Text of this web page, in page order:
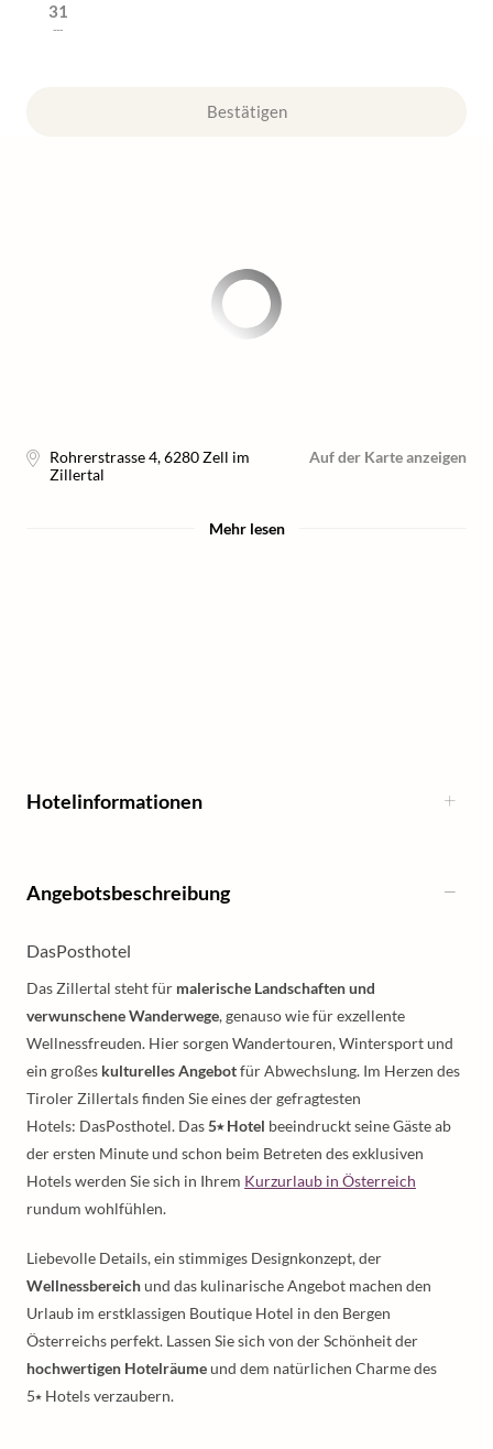
31
---
Bestätigen
Rohrerstrasse 4,6280Zell im
Zillertal
Auf der Karte anzeigen
Mehr lesen
Hotelinformationen
Angebotsbeschreibung
DasPosthotel
Das Zillertal steht für malerische Landschaften und
verwunschene Wanderwege, genauso wie für exzellente
Wellnessfreuden. Hier sorgen Wandertouren, Wintersport und
ein großes kulturelles Angebotfür Abwechslung. Im Herzen des
Tiroler Zillertals finden Sie eines der gefragtesten
Hotels: DasPosthotel. Das5⭑ Hotel beeindruckt seine Gäste ab
der ersten Minute und schon beim Betreten des exklusiven
Hotels werden Sie sich in Ihrem Kurzurlaub in Österreich
rundum wohlfühlen.
Liebevolle Details, ein stimmiges Designkonzept, der
Wellnessbereichund das kulinarische Angebot machen den
Urlaub im erstklassigen Boutique Hotel in den Bergen
Österreichs perfekt. Lassen Sie sich von der Schönheit der
hochwertigen Hotelräumeund dem natürlichen Charme des
5⭑ Hotels verzaubern.